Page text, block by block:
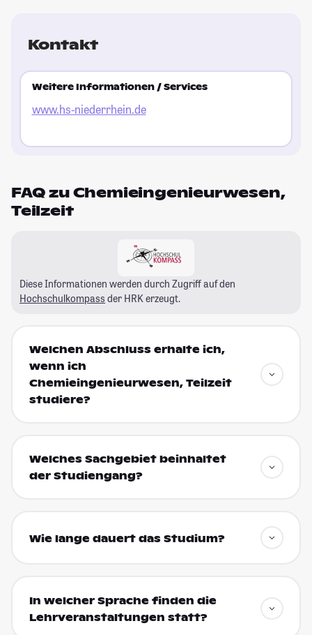
Kontakt
Weitere Informationen / Services
www.hs-niederrhein.de
FAQ zu Chemieingenieurwesen,
Teilzeit
Diese Informationen werden durch Zugriff auf den
Hochschulkompass der HRK erzeugt.
Welchen Abschluss erhalte ich,
wenn ich
Chemieingenieurwesen, Teilzeit
studiere?
Welches Sachgebiet beinhaltet
der Studiengang?
Wie lange dauert das Studium?
In welcher Sprache finden die
Lehrveranstaltungen statt?